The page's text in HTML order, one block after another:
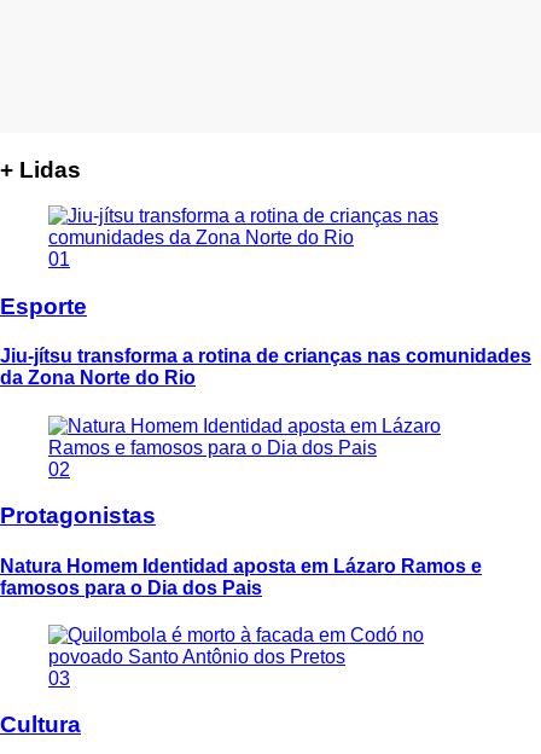
+ Lidas
01
Esporte
Jiu-jítsu transforma a rotina de crianças nas comunidades
da Zona Norte do Rio
02
Protagonistas
Natura Homem Identidad aposta em Lázaro Ramos e
famosos para o Dia dos Pais
03
Cultura